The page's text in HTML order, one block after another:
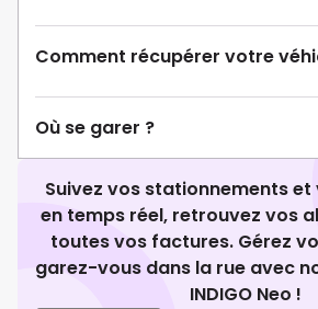
Comment récupérer votre
Où se garer ?
Suivez vos stationnements
en temps réel, retrouvez vos
toutes vos factures. Gérez
garez-vous dans la rue avec
INDIGO Neo !